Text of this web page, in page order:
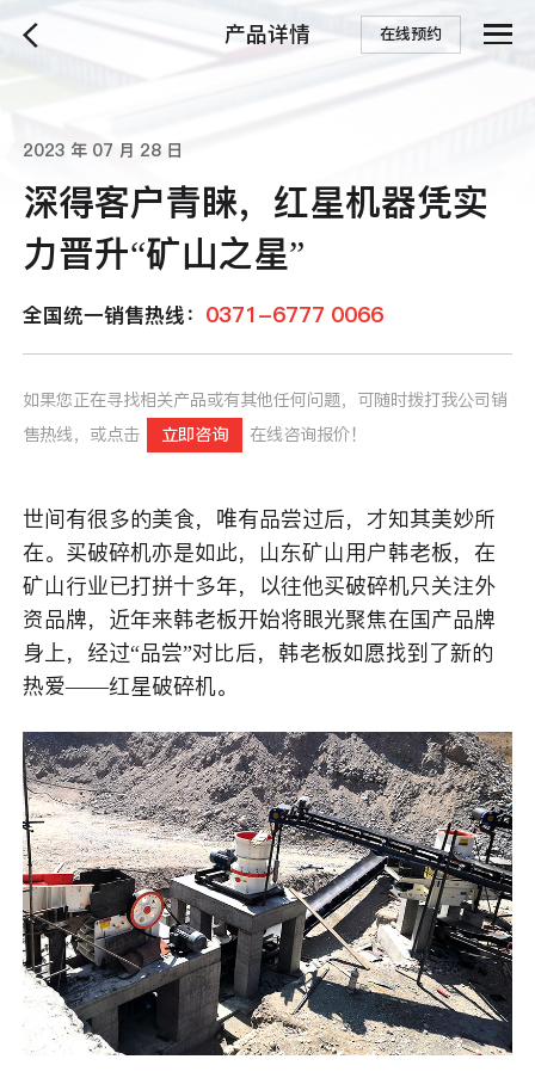
产品详情 在线预约
2023 年 07 月 28 日
深得客户青睐，红星机器凭实
力晋升“矿山之星”
全国统一销售热线： 0371-6777 0066
如果您正在寻找相关产品或有其他任何问题，可随时拨打我公司销
售热线，或点击
立即咨询 在线咨询报价！
世间有很多的美食，唯有品尝过后，才知其美妙所
在。买破碎机亦是如此，山东矿山用户韩老板，在
矿山行业已打拼十多年，以往他买破碎机只关注外
资品牌，近年来韩老板开始将眼光聚焦在国产品牌
身上，经过“品尝”对比后，韩老板如愿找到了新的
热爱——红星破碎机。